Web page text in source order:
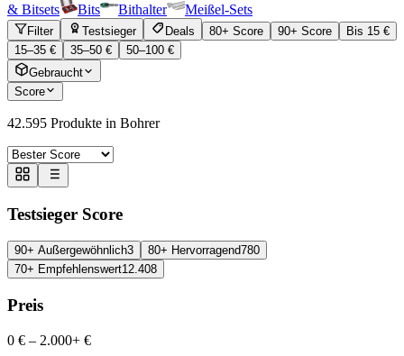
& Bitsets
Bits Bithalter Meißel-Sets
Filter Testsieger Deals 80+ Score 90+ Score
Bis 15 €
15–35 €
35–50 €
50–100 €
Gebraucht
Score
42.595 Produkte in Bohrer
Testsieger Score
90+ Außergewöhnlich3 80+ Hervorragend780
70+ Empfehlenswert12.408
Preis
0 € – 2.000+ €